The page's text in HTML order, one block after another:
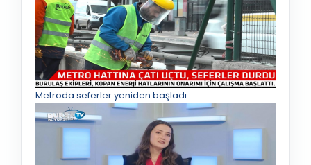
Metroda seferler yeniden başladı